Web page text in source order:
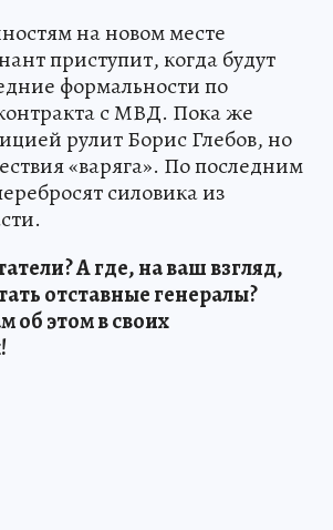
на новом месте
приступит, когда будут
формальности по
с МВД. Пока же
рулит Борис Глебов, но
«варяга». По последним
силовика из
А где, на ваш взгляд,
отставные генералы?
об этом в своих